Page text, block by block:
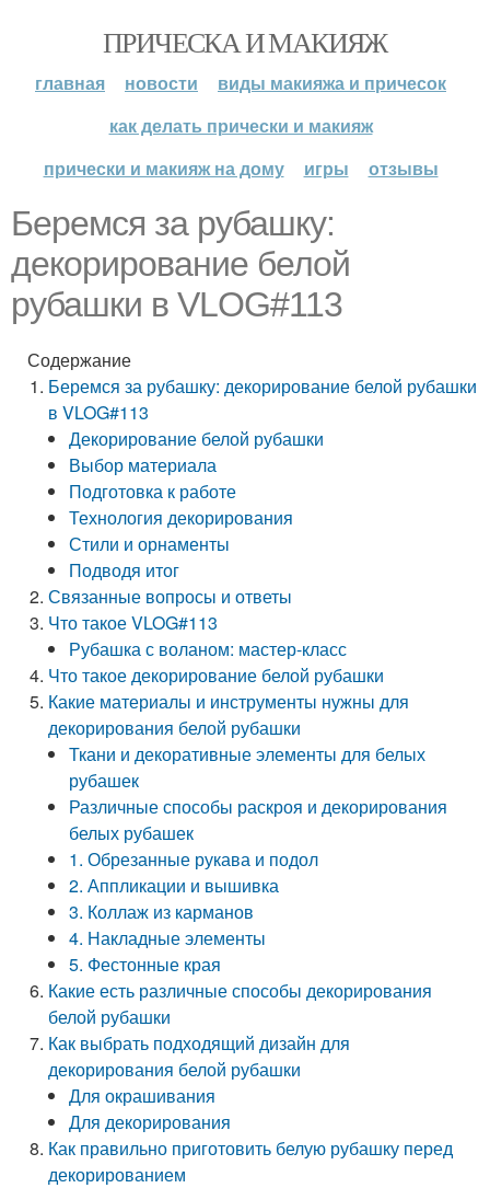
ПРИЧЕСКА И МАКИЯЖ
главная новости
виды макияжа и причесок
как делать прически и макияж
прически и макияж на дому
игры отзывы
Беремся за рубашку:
декорирование белой
рубашки в VLOG#113
Содержание
Беремся за рубашку: декорирование белой рубашки
в VLOG#113
Декорирование белой рубашки
Выбор материала
Подготовка к работе
Технология декорирования
Стили и орнаменты
Подводя итог
Связанные вопросы и ответы
Что такое VLOG#113
Рубашка с воланом: мастер-класс
Что такое декорирование белой рубашки
Какие материалы и инструменты нужны для
декорирования белой рубашки
Ткани и декоративные элементы для белых
рубашек
Различные способы раскроя и декорирования
белых рубашек
1. Обрезанные рукава и подол
2. Аппликации и вышивка
3. Коллаж из карманов
4. Накладные элементы
5. Фестонные края
Какие есть различные способы декорирования
белой рубашки
Как выбрать подходящий дизайн для
декорирования белой рубашки
Для окрашивания
Для декорирования
Как правильно приготовить белую рубашку перед
декорированием